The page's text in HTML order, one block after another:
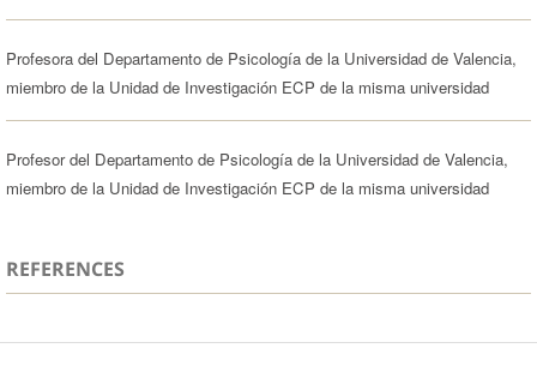
Profesora del Departamento de Psicología de la Universidad de Valencia,
miembro de la Unidad de Investigación ECP de la misma universidad
Profesor del Departamento de Psicología de la Universidad de Valencia,
miembro de la Unidad de Investigación ECP de la misma universidad
REFERENCES